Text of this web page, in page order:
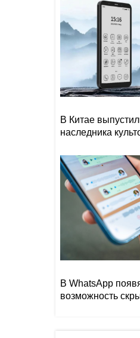
В Китае
наследника
В WhatsApp
возможность